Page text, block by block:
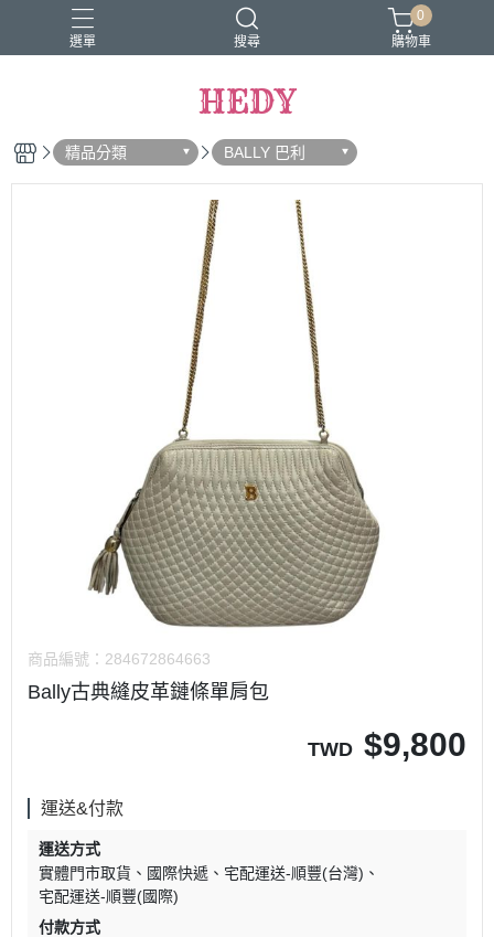
選單 搜尋
0
購物車
HEDY
精品分類 BALLY 巴利
商品編號： 284672864663
Bally古典縫皮革鏈條單肩包
TWD $9,800
運送&付款
運送方式
實體門市取貨
國際快遞
宅配運送-順豐(台灣)
宅配運送-順豐(國際)
付款方式